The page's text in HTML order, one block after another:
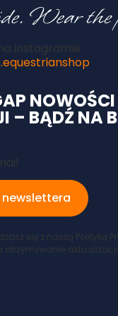
instagramie
– BĄDŹ NA
newslettera
się z naszą Polityką
otrzymywanie